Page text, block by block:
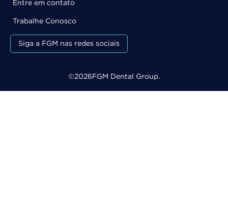
Entre em contato
Trabalhe Conosco
Siga a FGM nas redes sociais
©2026 FGM Dental Group.